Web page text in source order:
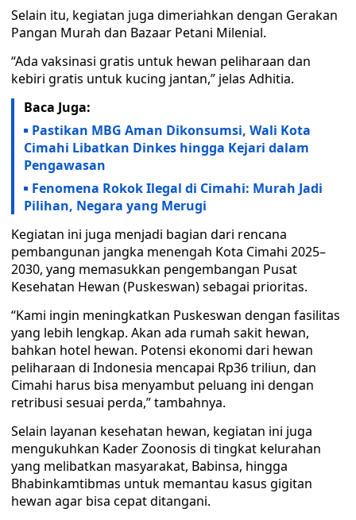
Selain itu, kegiatan juga dimeriahkan dengan Gerakan
Pangan Murah dan Bazaar Petani Milenial.
“Ada vaksinasi gratis untuk hewan peliharaan dan
kebiri gratis untuk kucing jantan,” jelas Adhitia.
Baca Juga:
Pastikan MBG Aman Dikonsumsi, Wali Kota
Cimahi Libatkan Dinkes hingga Kejari dalam
Pengawasan
Fenomena Rokok Ilegal di Cimahi: Murah Jadi
Pilihan, Negara yang Merugi
Kegiatan ini juga menjadi bagian dari rencana
pembangunan jangka menengah Kota Cimahi 2025–
2030, yang memasukkan pengembangan Pusat
Kesehatan Hewan (Puskeswan) sebagai prioritas.
“Kami ingin meningkatkan Puskeswan dengan fasilitas
yang lebih lengkap. Akan ada rumah sakit hewan,
bahkan hotel hewan. Potensi ekonomi dari hewan
peliharaan di Indonesia mencapai Rp36 triliun, dan
Cimahi harus bisa menyambut peluang ini dengan
retribusi sesuai perda,” tambahnya.
Selain layanan kesehatan hewan, kegiatan ini juga
mengukuhkan Kader Zoonosis di tingkat kelurahan
yang melibatkan masyarakat, Babinsa, hingga
Bhabinkamtibmas untuk memantau kasus gigitan
hewan agar bisa cepat ditangani.